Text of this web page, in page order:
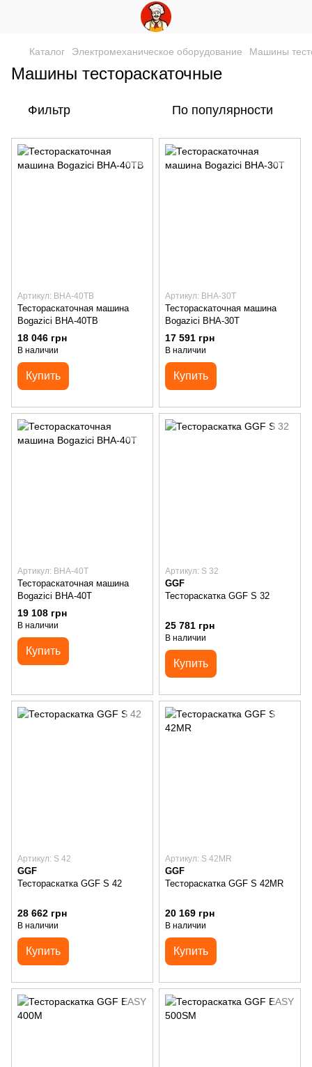
Каталог Электромеханическое оборудование Машины
Машины тестораскаточные
Фильтр По популярности
Артикул: BHA-40TB
Тестораскаточная машина
Bogazici BHA-40TB
18 046 грн
В наличии
Купить
Артикул: BHA-30T
Тестораскаточная машина
Bogazici BHA-30T
17 591 грн
В наличии
Купить
Артикул: BHA-40T
Тестораскаточная машина
Bogazici BHA-40T
19 108 грн
В наличии
Купить
Артикул: S 32
GGF
Тестораскатка GGF S 32
25 781 грн
В наличии
Купить
Артикул: S 42
GGF
Тестораскатка GGF S 42
28 662 грн
В наличии
Купить
Артикул: S 42MR
GGF
Тестораскатка GGF S 42MR
20 169 грн
В наличии
Купить